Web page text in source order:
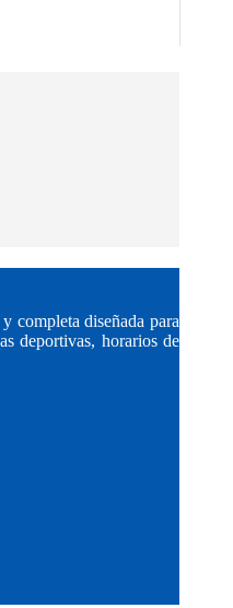
completa diseñada para
deportivas, horarios de